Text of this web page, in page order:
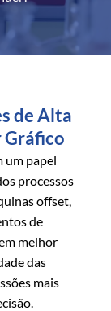
de Alta
Gráfico
um papel
processos
offset,
de
melhor
das
mais